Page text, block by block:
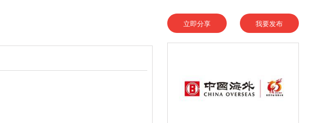
立即分享 我要发布